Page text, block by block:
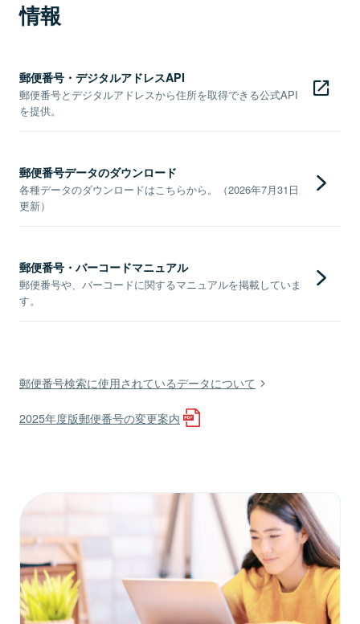
情報
郵便番号・デジタルアドレスAPI
郵便番号とデジタルアドレスから住所を取得できる公式API
を提供。
郵便番号データのダウンロード
各種データのダウンロードはこちらから。（2026年7月31日
更新）
郵便番号・バーコードマニュアル
郵便番号や、バーコードに関するマニュアルを掲載していま
す。
郵便番号検索に使用されているデータについて
2025年度版郵便番号の変更案内